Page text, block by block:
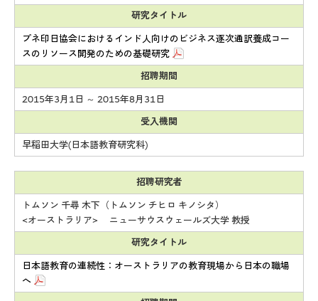
研究タイトル
プネ印日協会におけるインド人向けのビジネス逐次通訳養成コー
スのリソース開発のための基礎研究
招聘期間
2015年3月1日 ～ 2015年8月31日
受入機関
早稲田大学(日本語教育研究科)
招聘研究者
トムソン 千尋 木下（トムソン チヒロ キノシタ）
<オーストラリア> ニューサウスウェールズ大学 教授
研究タイトル
日本語教育の連続性：オーストラリアの教育現場から日本の職場
へ